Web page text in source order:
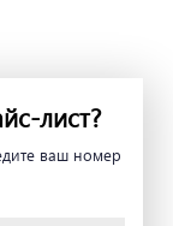
лист?
ваш номер